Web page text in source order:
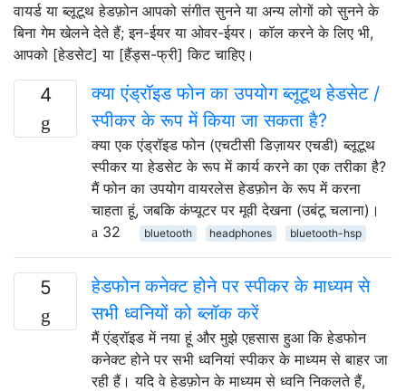
वायर्ड या ब्लूटूथ हेडफ़ोन आपको संगीत सुनने या अन्य लोगों को सुनने के
बिना गेम खेलने देते हैं; इन-ईयर या ओवर-ईयर। कॉल करने के लिए भी,
आपको [हेडसेट] या [हैंड्स-फ्री] किट चाहिए।
4
क्या एंड्रॉइड फोन का उपयोग ब्लूटूथ हेडसेट /
स्पीकर के रूप में किया जा सकता है?
क्या एक एंड्रॉइड फोन (एचटीसी डिज़ायर एचडी) ब्लूटूथ
स्पीकर या हेडसेट के रूप में कार्य करने का एक तरीका है?
मैं फोन का उपयोग वायरलेस हेडफ़ोन के रूप में करना
चाहता हूं, जबकि कंप्यूटर पर मूवी देखना (उबंटू चलाना)।
32
bluetooth headphones bluetooth-hsp
5
हेडफोन कनेक्ट होने पर स्पीकर के माध्यम से
सभी ध्वनियों को ब्लॉक करें
मैं एंड्रॉइड में नया हूं और मुझे एहसास हुआ कि हेडफोन
कनेक्ट होने पर सभी ध्वनियां स्पीकर के माध्यम से बाहर जा
रही हैं। यदि वे हेडफ़ोन के माध्यम से ध्वनि निकलते हैं,